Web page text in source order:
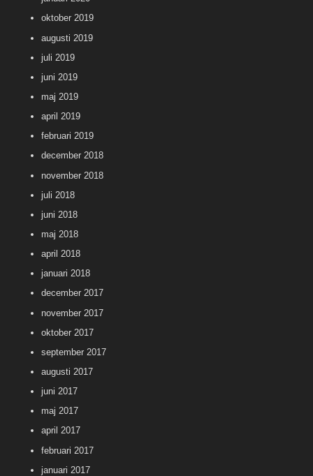
oktober 2019
augusti 2019
juli 2019
juni 2019
maj 2019
april 2019
februari 2019
december 2018
november 2018
juli 2018
juni 2018
maj 2018
april 2018
januari 2018
december 2017
november 2017
oktober 2017
september 2017
augusti 2017
juni 2017
maj 2017
april 2017
februari 2017
januari 2017